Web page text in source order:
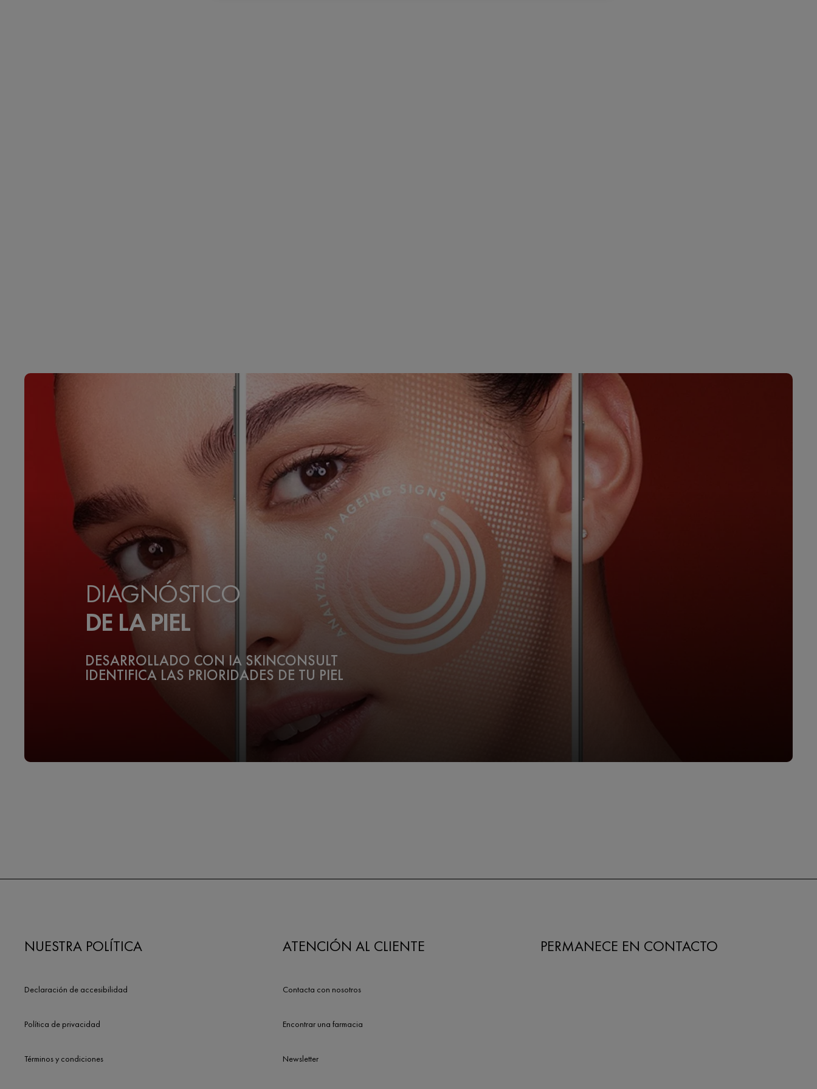
DIAGNÓSTICO
DE LA PIEL
DESARROLLADO CON IA SKINCONSULT
IDENTIFICA LAS PRIORIDADES DE TU PIEL
NUESTRA POLÍTICA
Declaración de accesibilidad
Política de privacidad
Términos y condiciones
ATENCIÓN AL CLIENTE
Contacta con nosotros
Encontrar una farmacia
Newsletter
PERMANECE EN CONTACTO